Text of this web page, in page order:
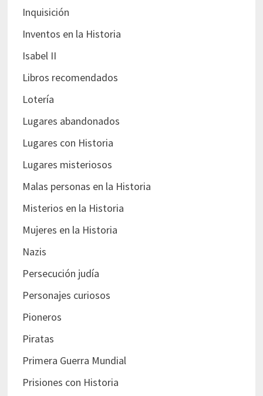
Inquisición
Inventos en la Historia
Isabel II
Libros recomendados
Lotería
Lugares abandonados
Lugares con Historia
Lugares misteriosos
Malas personas en la Historia
Misterios en la Historia
Mujeres en la Historia
Nazis
Persecución judía
Personajes curiosos
Pioneros
Piratas
Primera Guerra Mundial
Prisiones con Historia